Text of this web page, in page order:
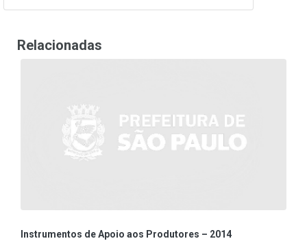
Relacionadas
Instrumentos de Apoio aos Produtores – 2014